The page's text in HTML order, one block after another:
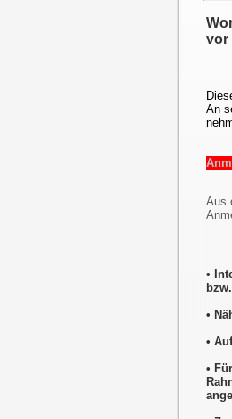
vor
An
Aus
•
•
•
•